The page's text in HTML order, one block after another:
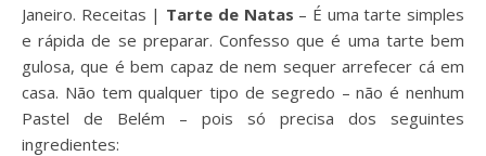
Janeiro. Receitas | Tarte de Natas – É uma tarte simples
e rápida de se preparar. Confesso que é uma tarte bem
gulosa, que é bem capaz de nem sequer arrefecer cá em
casa. Não tem qualquer tipo de segredo – não é nenhum
Pastel de Belém – pois só precisa dos seguintes
ingredientes: